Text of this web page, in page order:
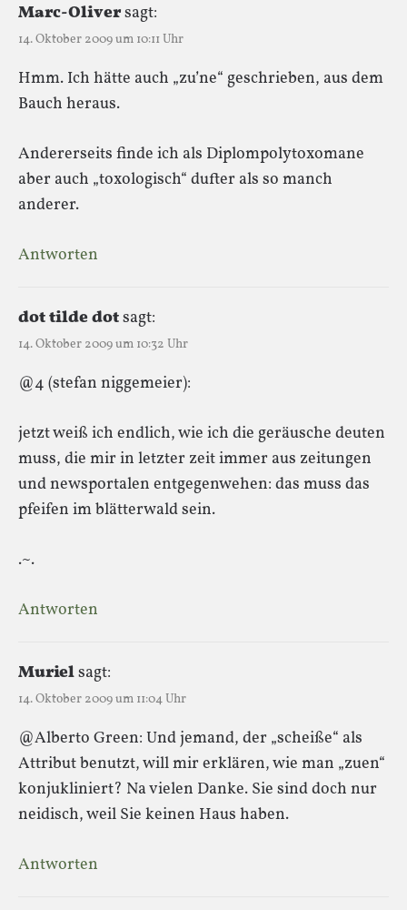
Marc-Oliversagt:
14. Oktober 2009 um 10:11 Uhr
Hmm. Ich hätte auch „zu’ne“ geschrieben, aus dem
Bauch heraus.
Andererseits finde ich als Diplompolytoxomane
aber auch „toxologisch“ dufter als so manch
anderer.
Antworten
dot tilde dotsagt:
14. Oktober 2009 um 10:32 Uhr
@4 (stefan niggemeier):
jetzt weiß ich endlich, wie ich die geräusche deuten
muss, die mir in letzter zeit immer aus zeitungen
und newsportalen entgegenwehen: das muss das
pfeifen im blätterwald sein.
.~.
Antworten
Murielsagt:
14. Oktober 2009 um 11:04 Uhr
@Alberto Green: Und jemand, der „scheiße“ als
Attribut benutzt, will mir erklären, wie man „zuen“
konjukliniert? Na vielen Danke. Sie sind doch nur
neidisch, weil Sie keinen Haus haben.
Antworten